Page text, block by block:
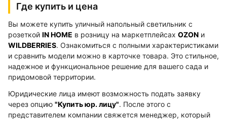
Где купить и цена
Вы можете купить уличный напольный светильник с
розеткой IN HOME в розницу на маркетплейсах OZON и
WILDBERRIES. Ознакомиться с полными характеристиками
и сравнить модели можно в карточке товара. Это стильное,
надежное и функциональное решение для вашего сада и
придомовой территории.
Юридические лица имеют возможность подать заявку
через опцию "Купить юр. лицу". После этого с
представителем компании свяжется менеджер, который